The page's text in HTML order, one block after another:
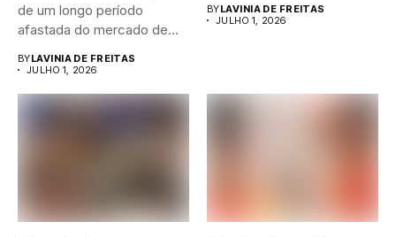
de um longo período
afastada do mercado de...
BYLAVINIA DE FREITAS
JULHO 1, 2026
BYLAVINIA DE FREITAS
JULHO 1, 2026